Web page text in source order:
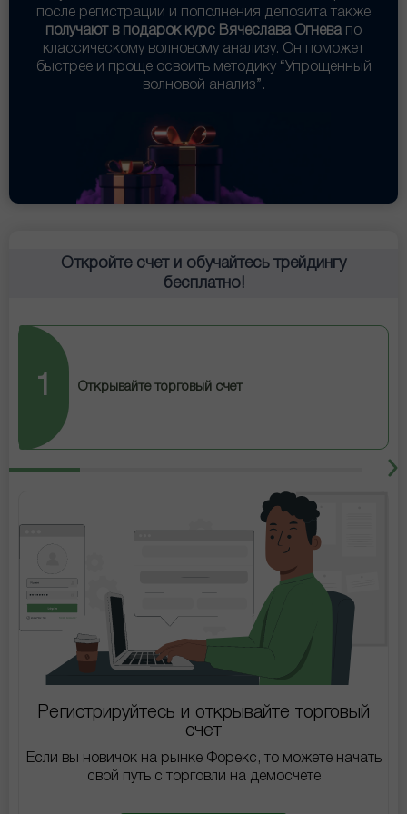
после регистрации и пополнения депозита также
получают в подарок курс Вячеслава Огневапо
классическому волновому анализу. Он поможет
быстрее и проще освоить методику “Упрощенный
волновой анализ”.
Откройте счет и обучайтесь трейдингу
бесплатно!
1 Открывайте торговый счет
Регистрируйтесь и открывайте торговый
счет
Если вы новичок на рынке Форекс, то можете начать
свой путь с торговли на демосчете